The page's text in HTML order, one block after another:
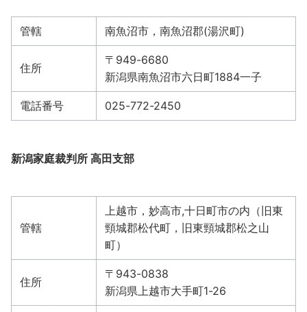
管轄 南魚沼市，南魚沼郡(湯沢町)
住所
〒949-6680
新潟県南魚沼市六日町1884一子
電話番号 025-772-2450
新潟家庭裁判所 高田支部
管轄
上越市，妙高市,十日町市の内（旧東
頸城郡松代町，旧東頸城郡松之山
町）
住所
〒943-0838
新潟県上越市大手町1-26